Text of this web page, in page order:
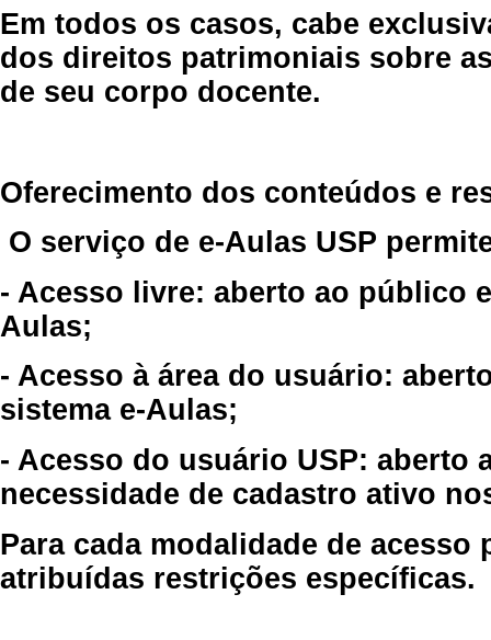
Em todos os casos, cabe
dos direitos patrimoniais sobre
de seu corpo docente.
Oferecimento dos conteúdos e
O serviço de e-Aulas USP
- Acesso livre: aberto ao público
Aulas;
- Acesso à área do usuário:
sistema e-Aulas;
- Acesso do usuário USP: aberto
necessidade de cadastro ativo
Para cada modalidade de
atribuídas restrições específicas.